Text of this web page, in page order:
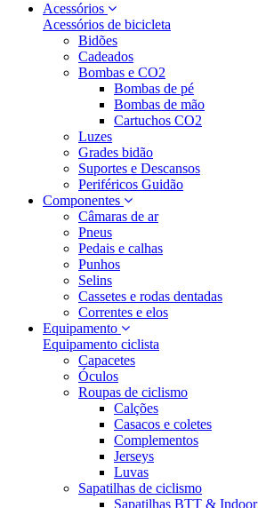
Acessórios
Acessórios de bicicleta
Bidões
Cadeados
Bombas e CO2
Bombas de pé
Bombas de mão
Cartuchos CO2
Luzes
Grades bidão
Suportes e Descansos
Periféricos Guidão
Componentes
Câmaras de ar
Pneus
Pedais e calhas
Punhos
Selins
Cassetes e rodas dentadas
Correntes e elos
Equipamento
Equipamento ciclista
Capacetes
Óculos
Roupas de ciclismo
Calções
Casacos e coletes
Complementos
Jerseys
Luvas
Sapatilhas de ciclismo
Sapatilhas BTT & Indoor